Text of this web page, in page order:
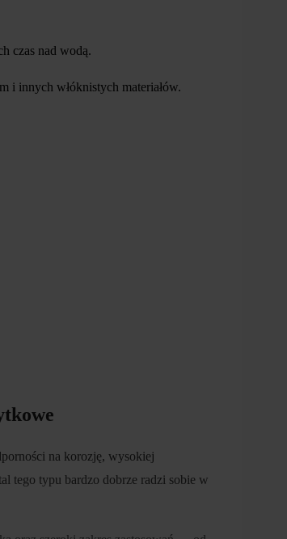
czas nad wodą.
i innych włóknistych materiałów.
na korozję, wysokiej
tego typu bardzo dobrze radzi sobie w